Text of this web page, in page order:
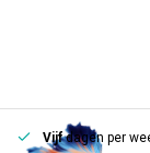
Vijfdagen per